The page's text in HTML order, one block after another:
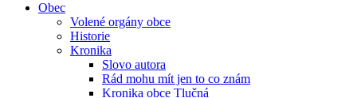
Obec
Volené orgány obce
Historie
Kronika
Slovo autora
Rád mohu mít jen to co znám
Kronika obce Tlučná